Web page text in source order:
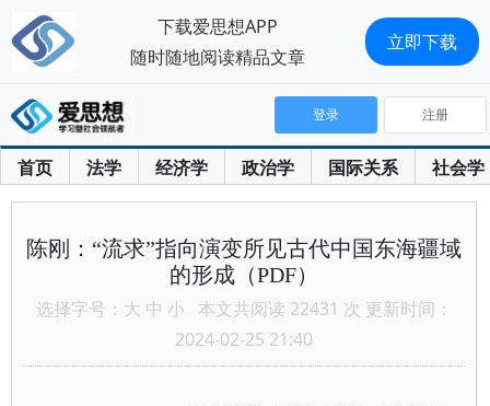
首页 法学 经济学 政治学 国际关系 社会学
登录 注册
陈刚：“流求”指向演变所见古代中国东海疆域
的形成（PDF）
选择字号： 大 中 小 本文共阅读 22431 次 更新时间：
2024-02-25 21:40
下载爱思想APP
随时随地阅读精品文章
立即下载